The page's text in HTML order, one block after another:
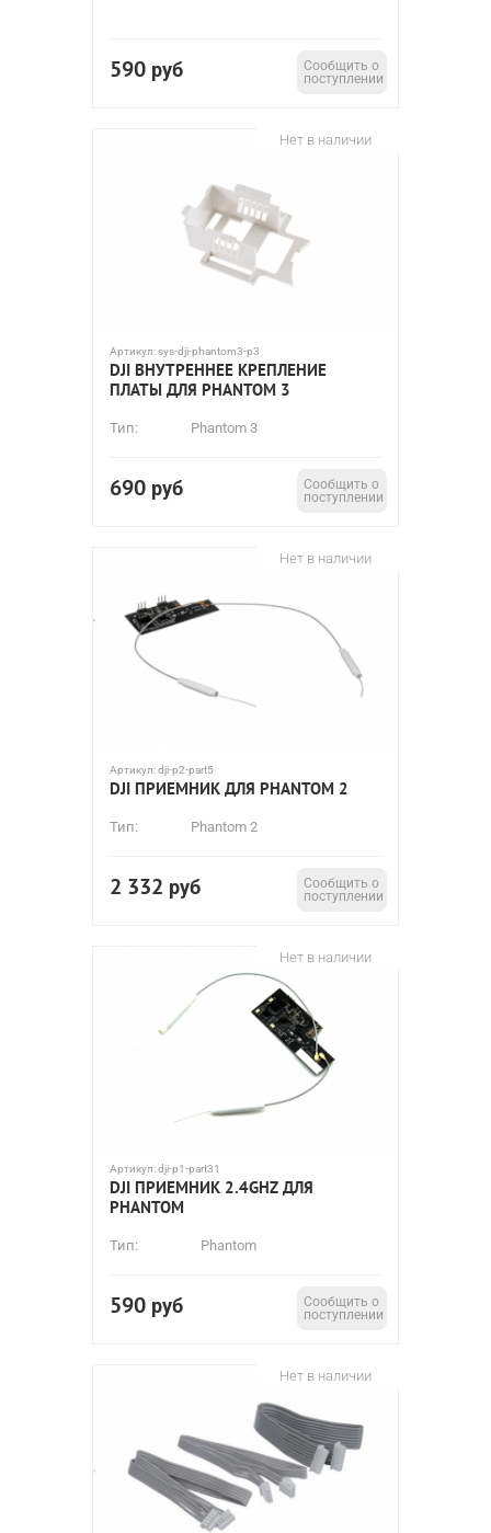
590 руб
Сообщить о
поступлении
Нет в наличии
Артикул:sys-dji-phantom3-p3
DJI ВНУТРЕННЕЕ КРЕПЛЕНИЕ
ПЛАТЫ ДЛЯ PHANTOM 3
Тип: Phantom 3
690 руб
Сообщить о
поступлении
Нет в наличии
Артикул:dji-p2-part5
DJI ПРИЕМНИК ДЛЯ PHANTOM 2
Тип: Phantom 2
2 332 руб
Сообщить о
поступлении
Нет в наличии
Артикул:dji-p1-part31
DJI ПРИЕМНИК 2.4GHZ ДЛЯ
PHANTOM
Тип: Phantom
590 руб
Сообщить о
поступлении
Нет в наличии